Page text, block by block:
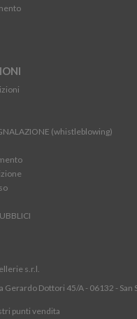
(whistleblowing)
s.r.l.
Gerardo Dottori 45/A - 06132 - San
punti vendita